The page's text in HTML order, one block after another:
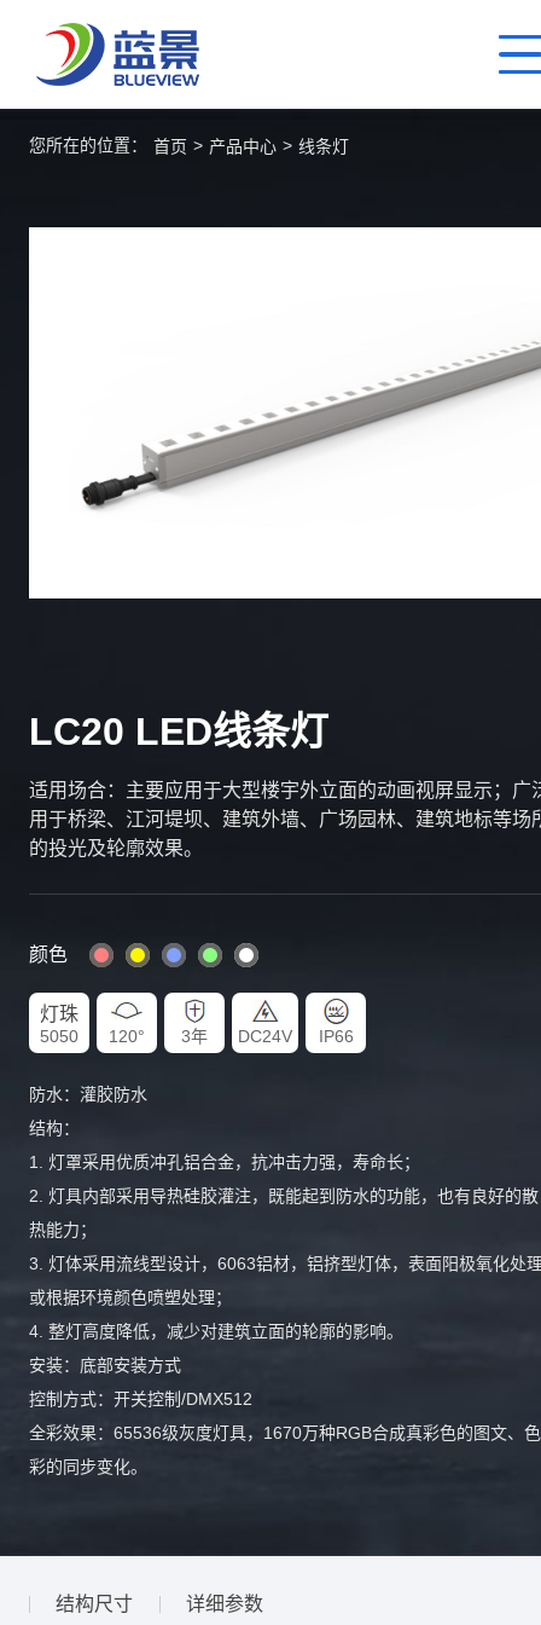
您所在的位置： 首页 > 产品中心 > 线条灯
LC20 LED线条灯
适用场合：主要应⽤于⼤型楼宇外⽴⾯的动画视屏显示；⼴
⽤于桥梁、江河堤坝、建筑外墙、⼴场园林、建筑地标等场
的投光及轮廓效果。
颜色
灯珠
5050 120° 3年 DC24V IP66
防⽔：灌胶防⽔
结构：
1. 灯罩采⽤优质冲孔铝合⾦，抗冲击⼒强，寿命⻓；
2. 灯具内部采⽤导热硅胶灌注，既能起到防⽔的功能，也有良好的散
热能⼒；
3. 灯体采⽤流线型设计，6063铝材，铝挤型灯体，表⾯阳极氧化处
或根据环境颜⾊喷塑处理；
4. 整灯⾼度降低，减少对建筑⽴⾯的轮廓的影响。
安装：底部安装⽅式
控制⽅式：开关控制/DMX512
全彩效果：65536级灰度灯具，1670万种RGB合成真彩⾊的图⽂、⾊
彩的同步变化。
结构尺寸 详细参数